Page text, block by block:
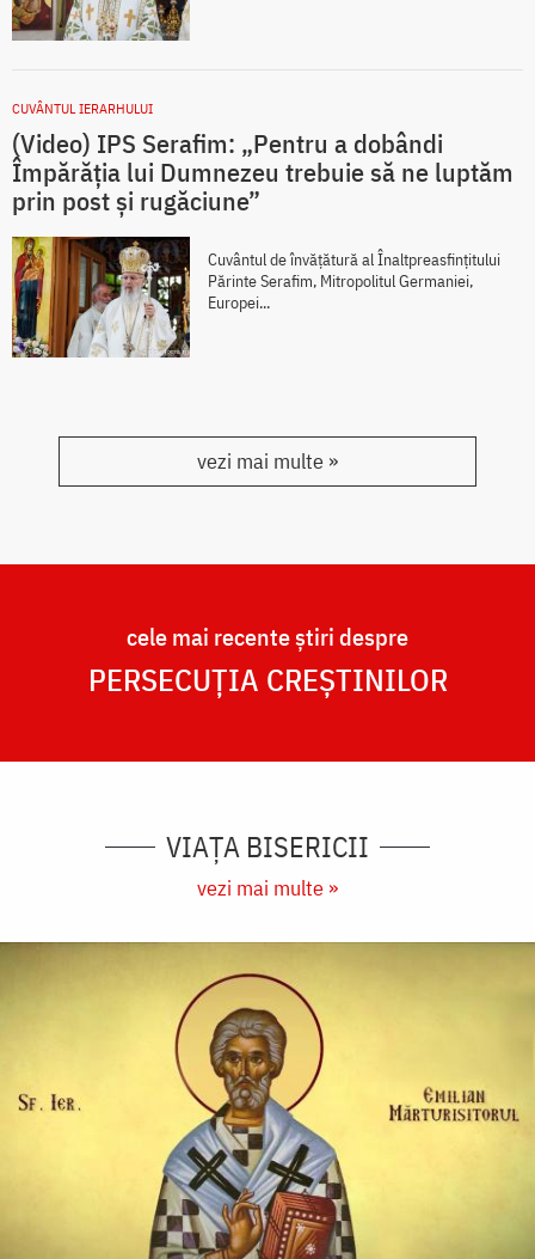
CUVÂNTUL IERARHULUI
(Video) IPS Serafim: „Pentru a dobândi
Împărăția lui Dumnezeu trebuie să ne luptăm
prin post și rugăciune”
Cuvântul de învățătură al Înaltpreasfințitului
Părinte Serafim, Mitropolitul Germaniei,
Europei...
vezi mai multe »
cele mai recente știri despre
PERSECUȚIA CREȘTINILOR
VIAȚA BISERICII
vezi mai multe »